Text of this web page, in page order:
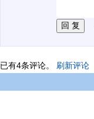
已有4条评论。 刷新评论